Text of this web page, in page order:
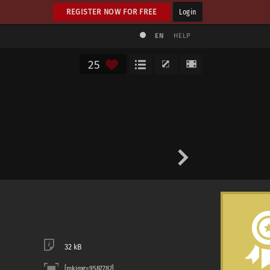
REGISTER NOW FOR FREE Login
EN HELP
25
32 kB